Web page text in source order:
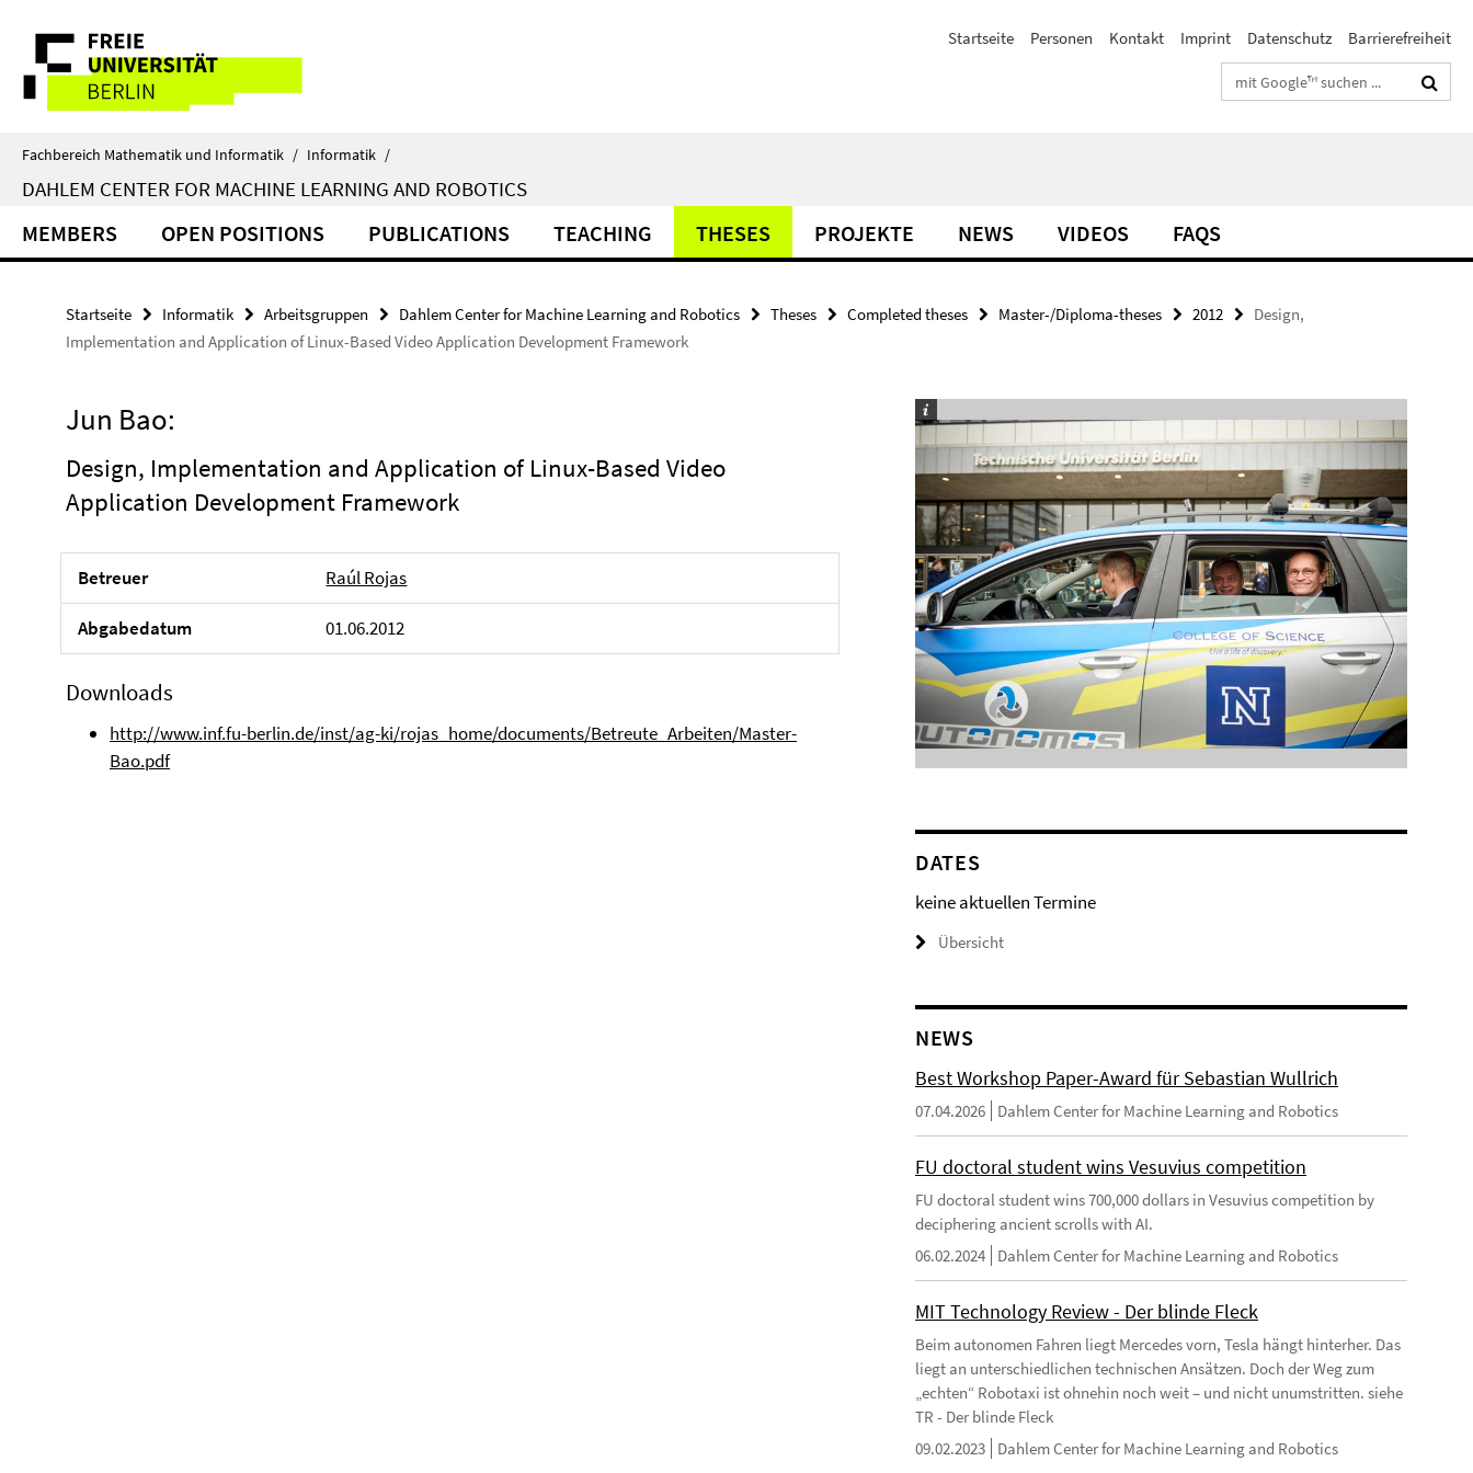
direkt
Inhalt
Service-
Navigation
Startseite Personen Kontakt Imprint Datenschutz
Barrierefreiheit
Suchbegriffe
Fachbereich Mathematik und Informatik / Informatik /
DAHLEM CENTER FOR MACHINE LEARNING AND ROBOTICS
MEMBERS OPEN POSITIONS PUBLICATIONS TEACHING THESES PROJEKTE NEWS VIDEOS FAQS
Startseite Informatik Arbeitsgruppen Dahlem Center for Machine Learning and Robotics Theses Completed theses Master-/Diploma-theses 2012
Design,
Implementation and Application of Linux-Based Video Application Development Framework
Jun Bao:
Design, Implementation and Application of Linux-Based Video
Application Development Framework
Betreuer Raúl Rojas
Abgabedatum 01.06.2012
Downloads
http://www.inf.fu-berlin.de/inst/ag-ki/rojas_home/documents/Betreute_Arbeiten/Master-
Bao.pdf
DATES
keine aktuellen Termine
Übersicht
NEWS
Best Workshop Paper-Award für Sebastian Wullrich
07.04.2026 Dahlem Center for Machine Learning and Robotics
FU doctoral student wins Vesuvius competition
FU doctoral student wins 700,000 dollars in Vesuvius competition by
deciphering ancient scrolls with AI.
06.02.2024
Dahlem Center for Machine Learning and Robotics
MIT Technology Review - Der blinde Fleck
Beim autonomen Fahren liegt Mercedes vorn, Tesla hängt hinterher. Das
liegt an unterschiedlichen technischen Ansätzen. Doch der Weg zum
„echten“ Robotaxi ist ohnehin noch weit – und nicht unumstritten. siehe
TR - Der blinde Fleck
09.02.2023
Dahlem Center for Machine Learning and Robotics